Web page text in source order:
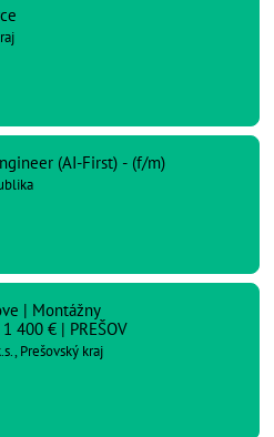
(AI-First) - (f/m)
| Montážny
400 € | PREŠOV
Prešovský kraj